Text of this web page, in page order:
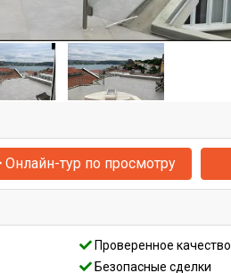
Онлайн-тур по просмотру
Проверенное качество
Безопасные сделки